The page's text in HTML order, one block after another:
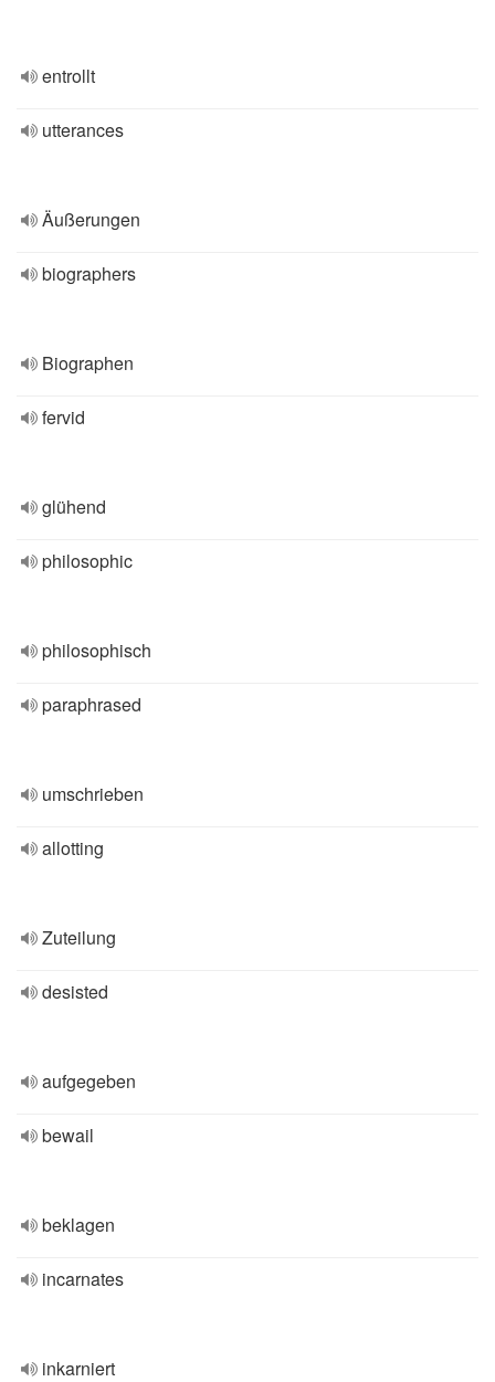
entrollt
utterances
Äußerungen
biographers
Biographen
fervid
glühend
philosophic
philosophisch
paraphrased
umschrieben
allotting
Zuteilung
desisted
aufgegeben
bewail
beklagen
incarnates
inkarniert